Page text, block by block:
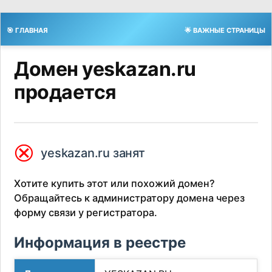
🎯 ГЛАВНАЯ 🌟 ВАЖНЫЕ СТРАНИЦЫ
Домен yeskazan.ru
продается
⮿ yeskazan.ru занят
Хотите купить этот или похожий домен?
Обращайтесь к администратору домена через
форму связи у регистратора.
Информация в реестре